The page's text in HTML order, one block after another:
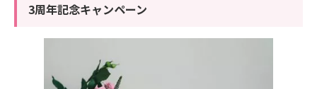
3周年記念キャンペーン